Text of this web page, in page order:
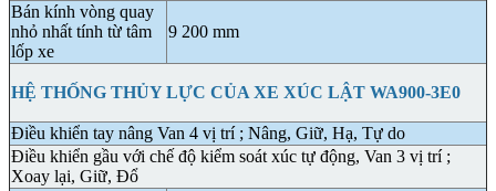
Bán kính vòng quay
nhỏ nhất tính từ tâm
lốp xe
9 200 mm
HỆ THỐNG THỦY LỰC CỦA XE XÚC LẬT WA900-3E0
Điều khiển tay nâng Van 4 vị trí ; Nâng, Giữ, Hạ, Tự do
Điều khiển gầu với chế độ kiểm soát xúc tự động, Van 3 vị trí ;
Xoay lại, Giữ, Đổ